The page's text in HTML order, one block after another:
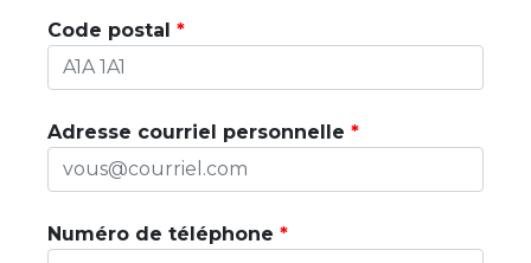
Code postal
Adresse courriel personnelle
Numéro de téléphone